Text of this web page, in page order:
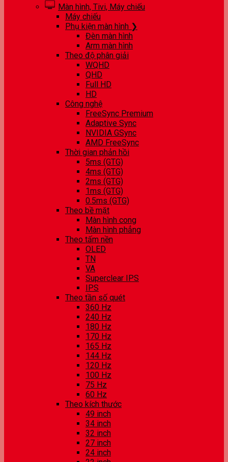
Màn hình, Tivi, Máy chiếu
Máy chiếu
Phụ kiện màn hình ❯
Đèn màn hình
Arm màn hình
Theo độ phân giải
WQHD
QHD
Full HD
HD
Công nghệ
FreeSync Premium
Adaptive Sync
NVIDIA GSync
AMD FreeSync
Thời gian phản hồi
5ms (GTG)
4ms (GTG)
2ms (GTG)
1ms (GTG)
0.5ms (GTG)
Theo bề mặt
Màn hình cong
Màn hình phẳng
Theo tấm nền
OLED
TN
VA
Superclear IPS
IPS
Theo tần số quét
360 Hz
240 Hz
180 Hz
170 Hz
165 Hz
144 Hz
120 Hz
100 Hz
75 Hz
60 Hz
Theo kích thước
49 inch
34 inch
32 inch
27 inch
24 inch